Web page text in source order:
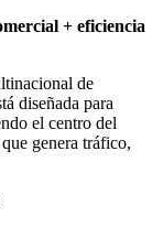
+ eficiencia
de
diseñada para
el centro del
genera tráfico,